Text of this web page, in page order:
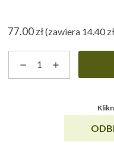
77.00zł(zawiera 14.40 zł
Rozmaryn
******A5